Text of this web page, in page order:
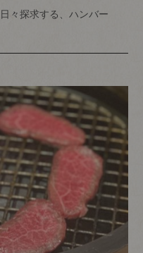
々探求する、ハンバー